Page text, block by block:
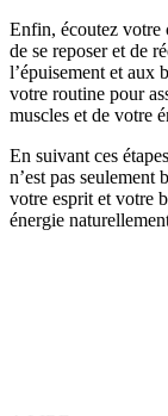
Enfin, écoutez votre
de se reposer et de
l’épuisement et aux
votre routine pour
muscles et de votre
En suivant ces
n’est pas
votre esprit et votre
énergie